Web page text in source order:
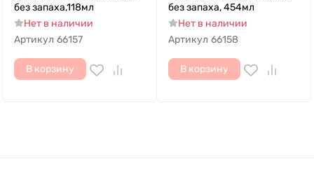
без запаха,118мл
Нет в наличии
Артикул 66157
В корзину
без запаха, 454мл
Нет в наличии
Артикул 66158
В корзину